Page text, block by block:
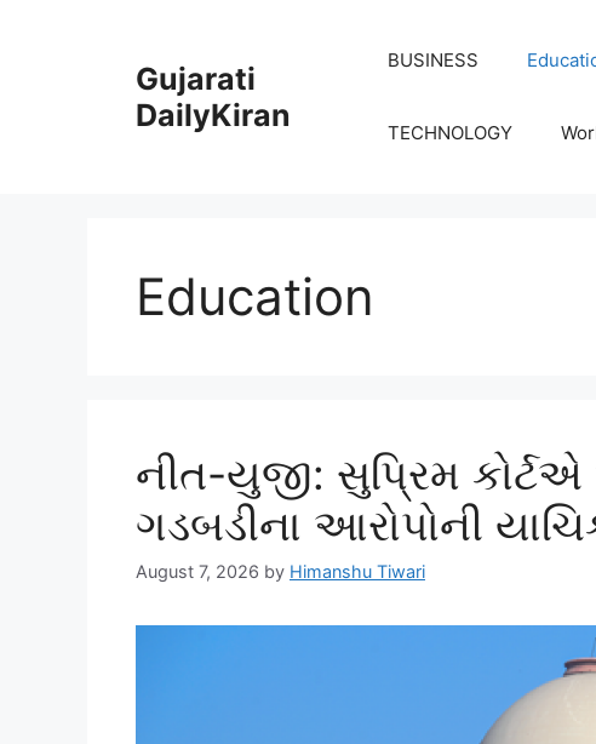
Gujarati
DailyKiran
BUSINESS
TECHNOLOGY
Education
નીત-યુજી: સુપ્રિમ
ગડબડીના આરોપોની
August 7, 2026 by Himanshu Tiwari